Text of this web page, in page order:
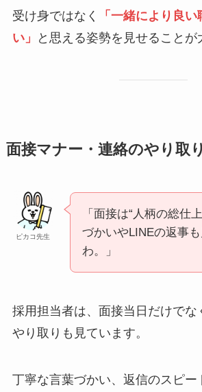
受け身ではなく
「一緒により良
い」
と思える姿勢を見せることが
面接マナー・連絡のやり取
ピカコ先生
「面接は“人柄の総仕
づかいやLINEの返事
わ。」
採用担当者は、面接当日だけでな
やり取りも見ています。
丁寧な言葉づかい、返信のスピー